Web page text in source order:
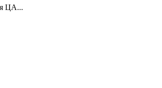
ЦА...